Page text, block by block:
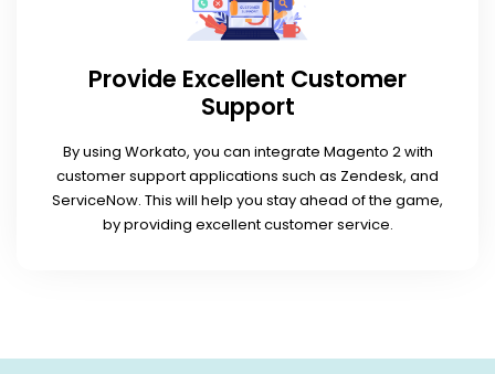
Provide Excellent Customer
Support
By using Workato, you can integrate Magento 2 with
customer support applications such as Zendesk, and
ServiceNow. This will help you stay ahead of the game,
by providing excellent customer service.